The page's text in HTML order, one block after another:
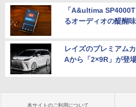
「A&ultima
るオーディオの醍醐味
レイズのプレミアム
Aから「2×9R」が登場
本サイトのご利用について